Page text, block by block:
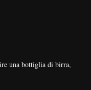
una bottiglia di birra,